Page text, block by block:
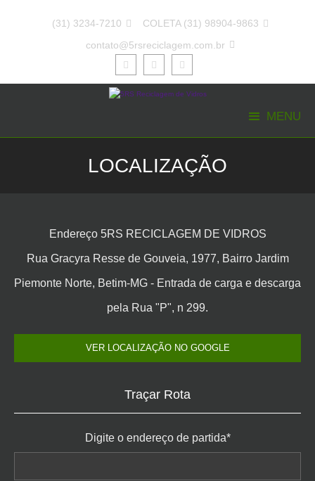
(31) 3234-7210  COLETA (31) 98904-9863 
contato@5rsreciclagem.com.br
  
MENU
LOCALIZAÇÃO
Endereço 5RS RECICLAGEM DE VIDROS
Rua Gracyra Resse de Gouveia, 1977, Bairro Jardim
Piemonte Norte, Betim-MG - Entrada de carga e descarga
pela Rua "P", n 299.
VER LOCALIZAÇÃO NO GOOGLE
Traçar Rota
Digite o endereço de partida*